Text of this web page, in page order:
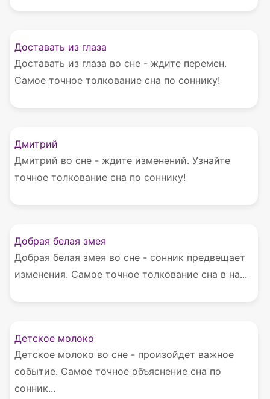
Доставать из глаза
Доставать из глаза во сне - ждите перемен.
Самое точное толкование сна по соннику!
Дмитрий
Дмитрий во сне - ждите изменений. Узнайте
точное толкование сна по соннику!
Добрая белая змея
Добрая белая змея во сне - сонник предвещает
изменения. Самое точное толкование сна в на...
Детское молоко
Детское молоко во сне - произойдет важное
событие. Самое точное объяснение сна по
сонник...